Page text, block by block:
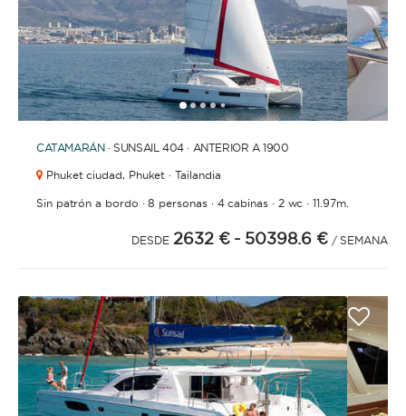
12345 67891011121314151617 2021
CATAMARÁN · SUNSAIL 404 · ANTERIOR A 1900
Phuket ciudad, Phuket · Tailandia
Sin patrón a bordo ·8 personas· 4 cabinas· 2 wc ·11.97m.
DESDE 2632 € - 50398.6 € / SEMANA